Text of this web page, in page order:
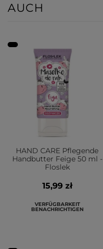
AUCH
HAND CARE Pflegende
Handbutter Feige 50 ml -
Floslek
15,99 zł
VERFÜGBARKEIT
BENACHRICHTIGEN